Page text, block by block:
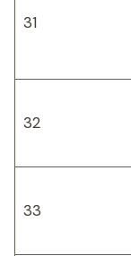
31
32
33